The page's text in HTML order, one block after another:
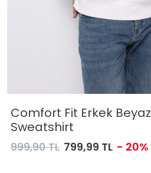
Comfort Fit Erkek Beyaz
Sweatshirt
999,90 TL 799,99 TL - 20%